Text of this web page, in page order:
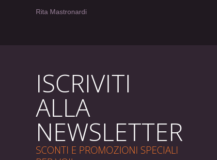
Rita Mastronardi
ISCRIVITI
ALLA
NEWSLETTER
SCONTI E PROMOZIONI SPECIALI